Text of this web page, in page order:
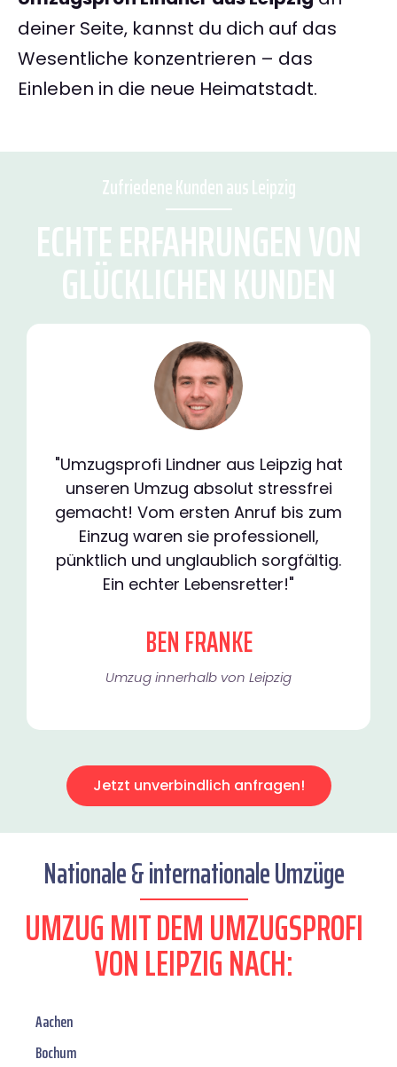
deiner Seite, kannst du dich auf das
Wesentliche konzentrieren – das
Einleben in die neue Heimatstadt.
Zufriedene Kunden aus Leipzig
ECHTE ERFAHRUNGEN VON
GLÜCKLICHEN KUNDEN
"Umzugsprofi Lindner aus Leipzig hat
unseren Umzug absolut stressfrei
gemacht! Vom ersten Anruf bis zum
Einzug waren sie professionell,
pünktlich und unglaublich sorgfältig.
Ein echter Lebensretter!"
BEN FRANKE
Umzug innerhalb von Leipzig​
Jetzt unverbindlich anfragen!
Nationale & internationale Umzüge
UMZUG MIT DEM UMZUGSPROFI
VON LEIPZIG NACH:
Aachen
Bochum